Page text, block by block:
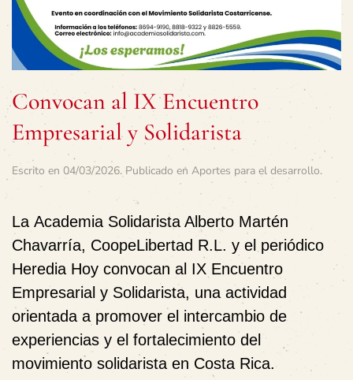
Convocan al IX Encuentro
Empresarial y Solidarista
Escrito en 04/03/2026. Publicado en Aportes para el desarrollo.
La Academia Solidarista Alberto Martén
Chavarría, CoopeLibertad R.L. y el periódico
Heredia Hoy convocan al IX Encuentro
Empresarial y Solidarista, una actividad
orientada a promover el intercambio de
experiencias y el fortalecimiento del
movimiento solidarista en Costa Rica.